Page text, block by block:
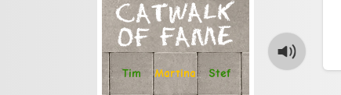
CATWALK
OF FAME
Tim Martina Stef